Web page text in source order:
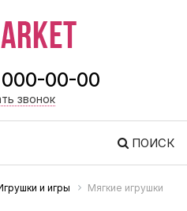
00-00
звонок
ПОИСК
и игры Мягкие игрушки